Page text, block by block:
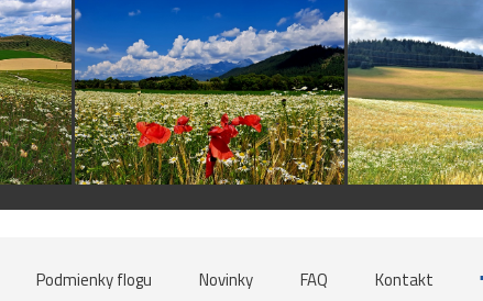
Podmienky flogu Novinky FAQ Kontakt